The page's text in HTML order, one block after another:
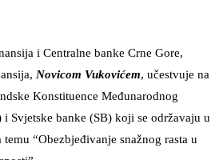
i Centralne banke Crne Gore,
Novicom Vukovićem, učestvuje na
Konstituence Međunarodnog
Svjetske banke (SB) koji se održavaju u
“Obezbjeđivanje snažnog rasta u